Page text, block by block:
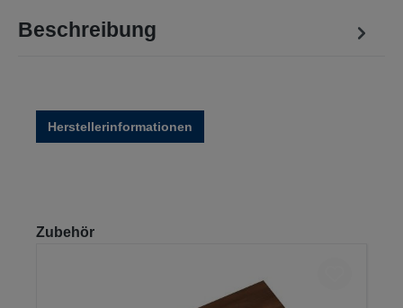
Beschreibung
Herstellerinformationen
Produktgalerie überspringen
Zubehör